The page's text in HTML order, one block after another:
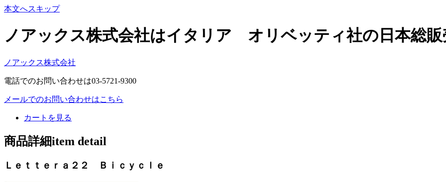
本文へスキップ
ノアックス株式会社はイタリア オリベッティ社の日本総販
ノアックス株式会社
電話でのお問い合わせは03-5721-9300
メールでのお問い合わせはこちら
カートを見る
商品詳細item detail
Ｌｅｔｔｅｒａ２２ Ｂｉｃｙｃｌｅ